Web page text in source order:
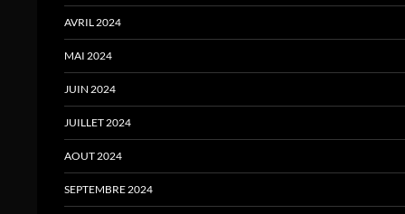
AVRIL 2024
MAI 2024
JUIN 2024
JUILLET 2024
AOUT 2024
SEPTEMBRE 2024